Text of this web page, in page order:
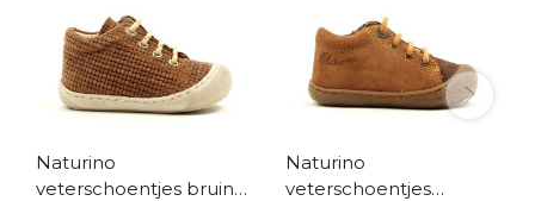
Naturino
veterschoentjes bruin
Naturino
veterschoentjes